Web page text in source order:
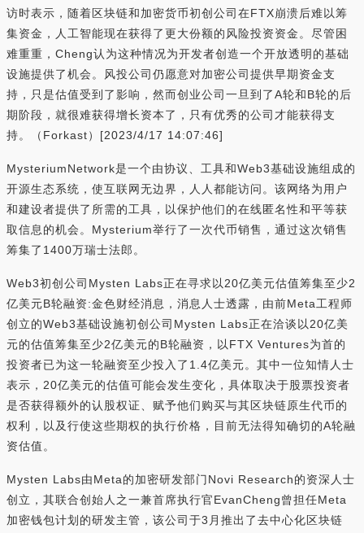
访时表示，随着区块链和加密货币初创公司在FTX崩溃后难以筹
集资金，人工智能现在获得了更大份额的风险投资资金。尽管困
难重重，Cheng认为这种情况为开发者创造一个开放透明的基础
设施提供了机会。风投公司仍愿意对加密公司提供早期资金支
持，只是估值受到了影响，然而创业公司一旦到了A轮和B轮的后
期阶段，就很难获得增长资本了，只有优秀的公司才能获得支
持。（Forkast）[2023/4/17 14:07:46]
MysteriumNetwork是一个由协议、工具和Web3基础设施组成的
开源生态系统，使互联网无边界，人人都能访问。该网络为用户
和建设者提供了所需的工具，以保护他们的在线匿名性和平等获
取信息的机会。Mysterium举行了一次代币销售，通过这次销售
筹集了1400万瑞士法郎。
Web3初创公司Mysten Labs正在寻求以20亿美元估值筹集至少2
亿美元B轮融资:金色财经消息，消息人士透露，由前Meta工程师
创立的Web3基础设施初创公司Mysten Labs正在洽谈以20亿美
元的估值筹集至少2亿美元的B轮融资，以FTX Ventures为首的
投资者已为这一轮融资至少投入了1.4亿美元。其中一位知情人士
表示，20亿美元的估值可能会发生变化，具体取决于股票投资者
是否获得额外的认股权证、赋予他们购买与其区块链原生代币的
权利，以及行使这些期权的执行价格，目前无法得知确切的A轮融
资估值。
Mysten Labs由Meta的加密研发部门Novi Research的资深人士
创立，其联合创始人之一兼首席执行官EvanCheng曾担任Meta
加密钱包计划的研发主管，该公司于3月推出了去中心化区块链